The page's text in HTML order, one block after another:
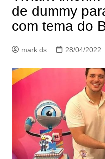
de dummy
com tema do
mark ds 28/04/2022